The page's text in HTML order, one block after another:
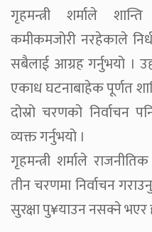
गृहमन्त्री शर्माले
कमीकमजोरी नरहेकाले
सबैलाई आग्रह गर्नुभयो ।
एकाध घटनाबाहेक पूर्णत
दोस्रो चरणको निर्वाचन
व्यक्त गर्नुभयो ।
गृहमन्त्री शर्माले
तीन चरणमा निर्वाचन
सुरक्षा पु¥याउन नसक्ने भएर